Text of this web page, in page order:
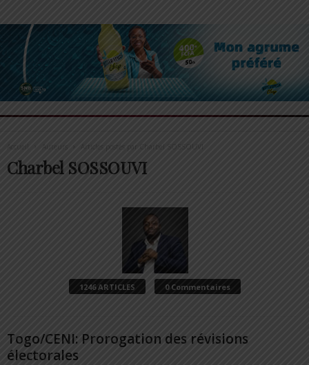
Articles postés par Charbel SOSSOUVI
Charbel SOSSOUVI
1246 ARTICLES 0 Commentaires
Togo/CENI: Prorogation des révisions
électorales